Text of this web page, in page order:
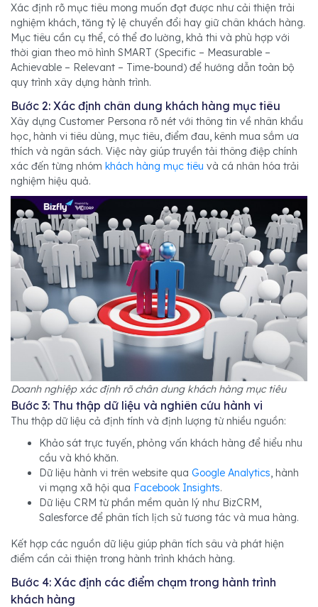
Xác định rõ mục tiêu mong muốn đạt được như cải thiện trải
nghiệm khách, tăng tỷ lệ chuyển đổi hay giữ chân khách hàng.
Mục tiêu cần cụ thể, có thể đo lường, khả thi và phù hợp với
thời gian theo mô hình SMART (Specific – Measurable –
Achievable – Relevant – Time-bound) để hướng dẫn toàn bộ
quy trình xây dựng hành trình.
Bước 2: Xác định chân dung khách hàng mục tiêu
Xây dựng Customer Persona rõ nét với thông tin về nhân khẩu
học, hành vi tiêu dùng, mục tiêu, điểm đau, kênh mua sắm ưa
thích và ngân sách. Việc này giúp truyền tải thông điệp chính
xác đến từng nhóm khách hàng mục tiêu và cá nhân hóa trải
nghiệm hiệu quả.
Doanh nghiệp xác định rõ chân dung khách hàng mục tiêu
Bước 3: Thu thập dữ liệu và nghiên cứu hành vi
Thu thập dữ liệu cả định tính và định lượng từ nhiều nguồn:
Khảo sát trực tuyến, phỏng vấn khách hàng để hiểu nhu
cầu và khó khăn.
Dữ liệu hành vi trên website qua Google Analytics, hành
vi mạng xã hội qua Facebook Insights.
Dữ liệu CRM từ phần mềm quản lý như BizCRM,
Salesforce để phân tích lịch sử tương tác và mua hàng.
Kết hợp các nguồn dữ liệu giúp phân tích sâu và phát hiện
điểm cần cải thiện trong hành trình khách hàng.
Bước 4: Xác định các điểm chạm trong hành trình
khách hàng